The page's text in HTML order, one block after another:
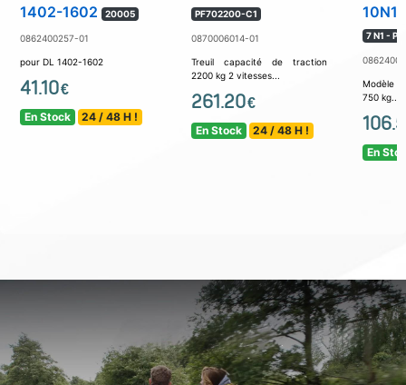
1402-1602
20005
0862400257-01
pour DL 1402-1602
41.10€
En Stock 24 / 48 H !
PF702200-C1
0870006014-01
Treuil capacité de traction
2200 kg 2 vitesses...
261.20€
En Stock 24 / 48 H !
10N1
7 N1 -
Modèle
750 kg...
En